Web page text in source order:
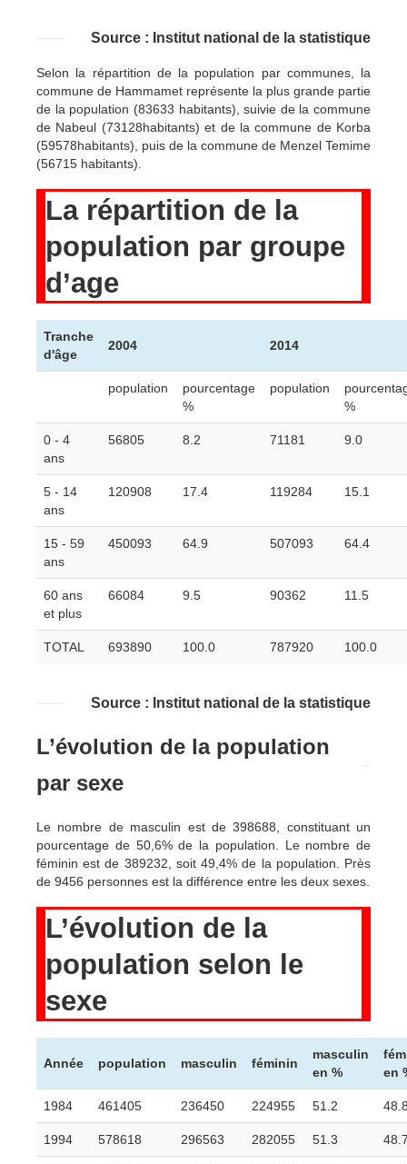
Source : Institut national de la statistique
Selon la répartition de la population par communes, la
commune de Hammamet représente la plus grande partie
de la population (83633 habitants), suivie de la commune
de Nabeul (73128habitants) et de la commune de Korba
(59578habitants), puis de la commune de Menzel Temime
(56715 habitants).
La répartition de la
population par groupe
d’age
Tranche
d'âge
2004 2014
population
pourcentage
%
population
%
0 - 4
ans
56805 8.2 71181 9.0
5 - 14
ans
120908 17.4 119284 15.1
15 - 59
ans
450093 64.9 507093 64.4
60 ans
et plus
66084 9.5 90362 11.5
TOTAL 693890 100.0 787920 100.0
Source : Institut national de la statistique
L’évolution de la population
par sexe
Le nombre de masculin est de 398688, constituant un
pourcentage de 50,6% de la population. Le nombre de
féminin est de 389232, soit 49,4% de la population. Près
de 9456 personnes est la différence entre les deux sexes.
L’évolution de la
population selon le
sexe
Année population masculin féminin
masculin
en %
en
1984 461405 236450 224955 51.2
1994 578618 296563 282055 51.3